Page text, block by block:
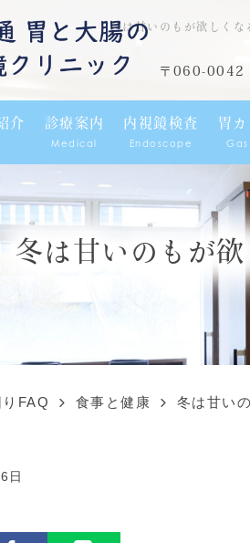
冬は甘いのもが欲しく
〒060-0042
介 診療案内
Medical
内視鏡検査
Endoscope
胃
冬は甘いのもが
FAQ 食事と健康 冬は甘い
日